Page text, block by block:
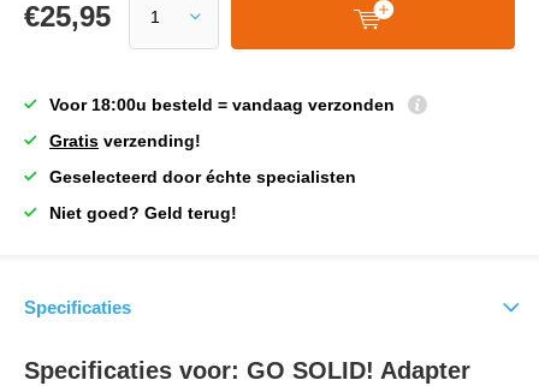
€25,95
Voor 18:00u besteld = vandaag verzonden
Gratis verzending!
Geselecteerd door échte specialisten
Niet goed? Geld terug!
Specificaties
Specificaties voor: GO SOLID! Adapter